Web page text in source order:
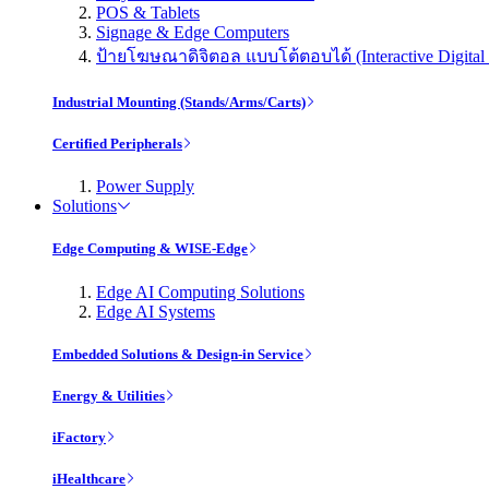
POS & Tablets
Signage & Edge Computers
ป้ายโฆษณาดิจิตอล แบบโต้ตอบได้ (Interactive Digital
Industrial Mounting (Stands/Arms/Carts)
Certified Peripherals
Power Supply
Solutions
Edge Computing & WISE-Edge
Edge AI Computing Solutions
Edge AI Systems
Embedded Solutions & Design-in Service
Energy & Utilities
iFactory
iHealthcare